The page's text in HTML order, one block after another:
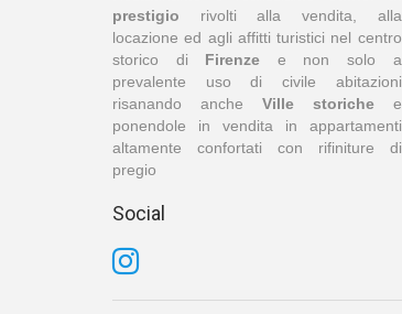
prestigio rivolti alla vendita, alla
locazione ed agli affitti turistici nel centro
storico di Firenze e non solo a
prevalente uso di civile abitazioni
risanando anche Ville storichee
ponendole in vendita in appartamenti
altamente confortati con rifiniture di
pregio
Social